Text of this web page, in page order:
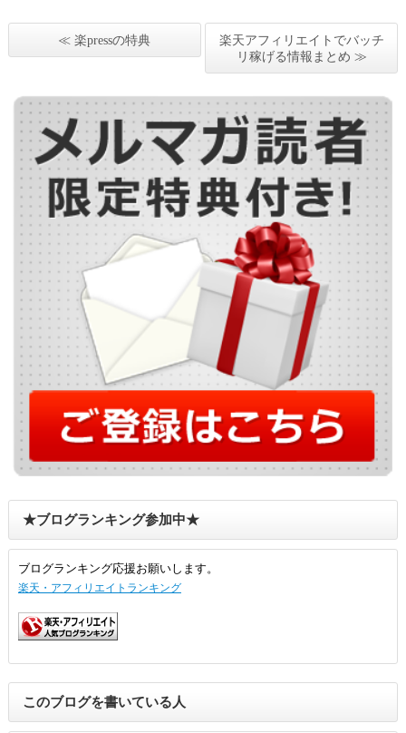
≪ 楽pressの特典
楽天アフィリエイトでバッチ
リ稼げる情報まとめ ≫
★ブログランキング参加中★
ブログランキング応援お願いします。
楽天・アフィリエイトランキング
このブログを書いている人